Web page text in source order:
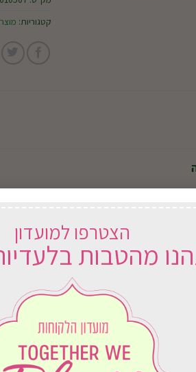
הצטרפו למועדון
מהטבות
קטגוריות:
במשלוח
לכל הארץ